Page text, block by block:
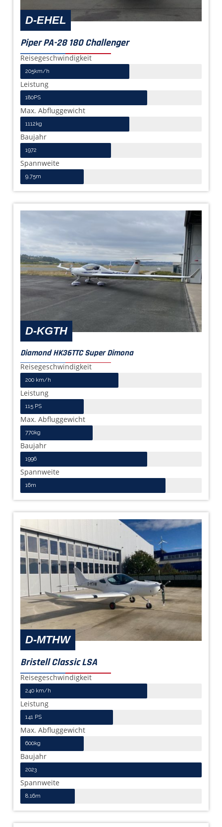
D-EHEL
Piper PA-28 180 Challenger
Reisegeschwindigkeit
205km/h
Leistung
180PS
Max. Abfluggewicht
1112kg
Baujahr
1972
Spannweite
9,75m
D-KGTH
Diamond HK36TTC Super Dimona
Reisegeschwindigkeit
200 km/h
Leistung
115 PS
Max. Abfluggewicht
770kg
Baujahr
1996
Spannweite
16m
D-MTHW
Bristell Classic LSA
Reisegeschwindigkeit
240 km/h
Leistung
141 PS
Max. Abfluggewicht
600kg
Baujahr
2023
Spannweite
8,16m